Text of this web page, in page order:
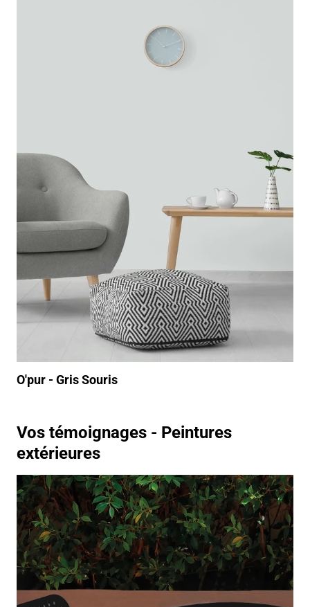
O'pur - Gris Souris
Vos témoignages - Peintures
extérieures
https://www.youtube.com/watch?v=qyZwrNEDzBI